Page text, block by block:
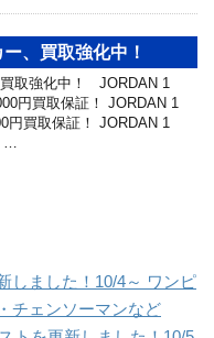
、買取強化中！
取強化中！ JORDAN 1
円買取保証！ JORDAN 1
円買取保証！ JORDAN 1
…
しました！10/4～ ワンピ
チェンソーマンなど